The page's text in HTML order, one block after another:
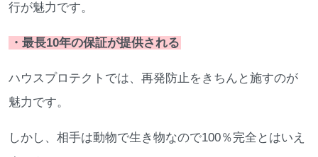
行が魅力です。
・最長10年の保証が提供される
ハウスプロテクトでは、再発防止をきちんと施すのが
魅力です。
しかし、相手は動物で生き物なので100％完全とはいえ